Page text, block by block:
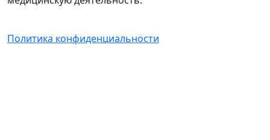
Политика конфиденциальности